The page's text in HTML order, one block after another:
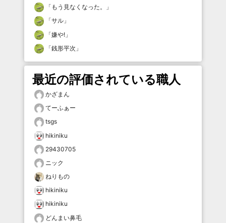
「 もう見なくなった。
」
「サル 」
「嫌や! 」
「銭形平次 」
最近の評価されている職人
かざまん
てーふぁー
tsgs
hikiniku
29430705
ニック
ねりもの
hikiniku
hikiniku
どんまい鼻毛